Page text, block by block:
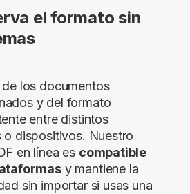
el formato sin
los documentos
y del formato
entre distintos
o dispositivos. Nuestro
en línea es compatible
y mantiene la
sin importar si usas una